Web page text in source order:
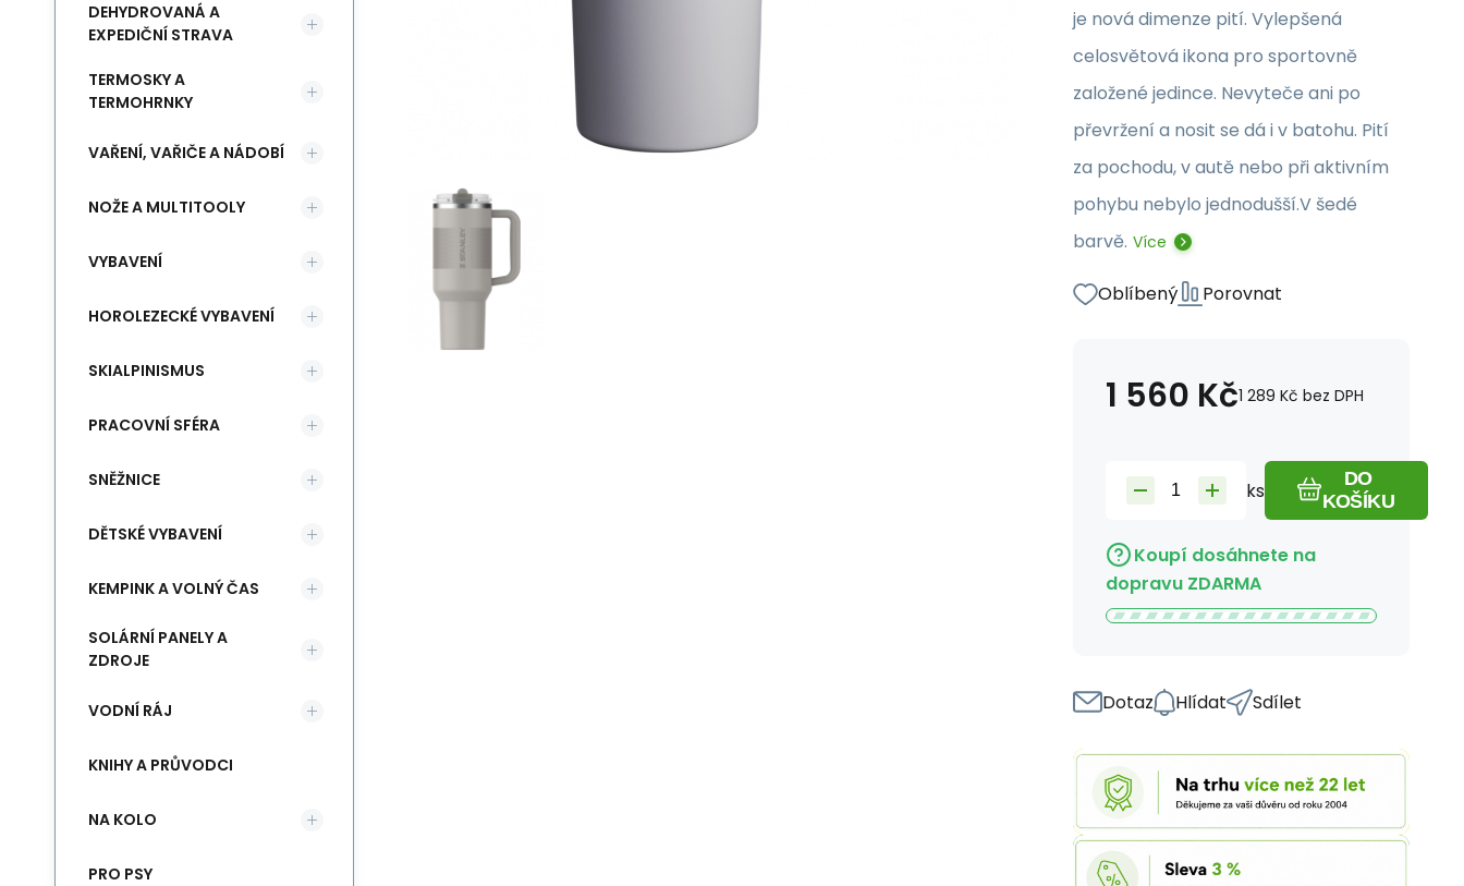
je nová dimenze pití. Vylepšená
celosvětová ikona pro sportovně
založené jedince. Nevyteče ani po
převržení a nosit se dá i v batohu. Pití
za pochodu, v autě nebo při aktivním
pohybu nebylo jednodušší.V šedé
barvě. Více
Oblíbený Porovnat
1 560 Kč1 289 Kč bez DPH
ks
DO
KOŠÍKU
Koupí dosáhnete na
dopravu ZDARMA
Dotaz Hlídat Sdílet
DEHYDROVANÁ A
EXPEDIČNÍ STRAVA
TERMOSKY A
TERMOHRNKY
VAŘENÍ, VAŘIČE A NÁDOBÍ
NOŽE A MULTITOOLY
VYBAVENÍ
HOROLEZECKÉ VYBAVENÍ
SKIALPINISMUS
PRACOVNÍ SFÉRA
SNĚŽNICE
DĚTSKÉ VYBAVENÍ
KEMPINK A VOLNÝ ČAS
SOLÁRNÍ PANELY A
ZDROJE
VODNÍ RÁJ
KNIHY A PRŮVODCI
NA KOLO
PRO PSY